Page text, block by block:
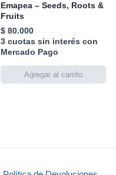
Emapea – Seeds, Roots &
Fruits
$80.000
3 cuotas sin interés con
Mercado Pago